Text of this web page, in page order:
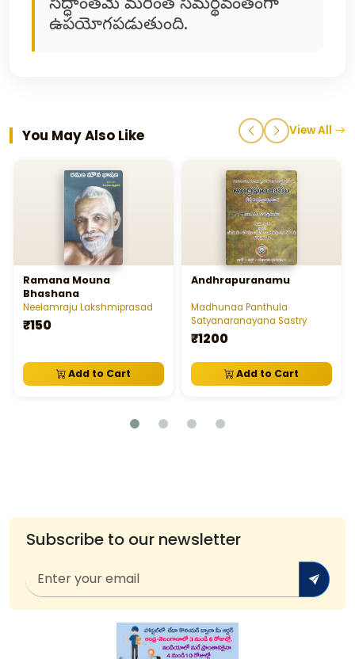
ఉపయోగపడుతుంది.
You May Also Like View All
Ramana Mouna
Bhashana
Neelamraju Lakshmiprasad
₹150
Add to Cart
Andhrapuranamu
Madhunaa Panthula
Satyanaranayana Sastry
₹1200
Add to Cart
Subscribe to our newsletter